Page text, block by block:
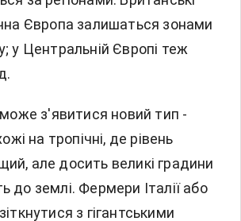
Європа залишаться зонами
у Центральній Європі теж
може з'явитися новий тип -
на тропічні, де рівень
але досить великі градини
до землі. Фермери Італії або
з гігантськими